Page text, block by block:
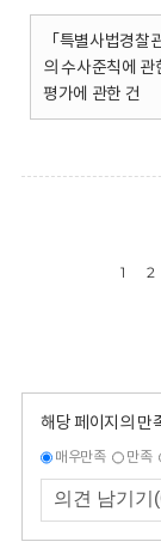
「특별사법경
의 수사준칙에
평가에 관한 건
1 2
해당 페이지의 만
매우만족 만족